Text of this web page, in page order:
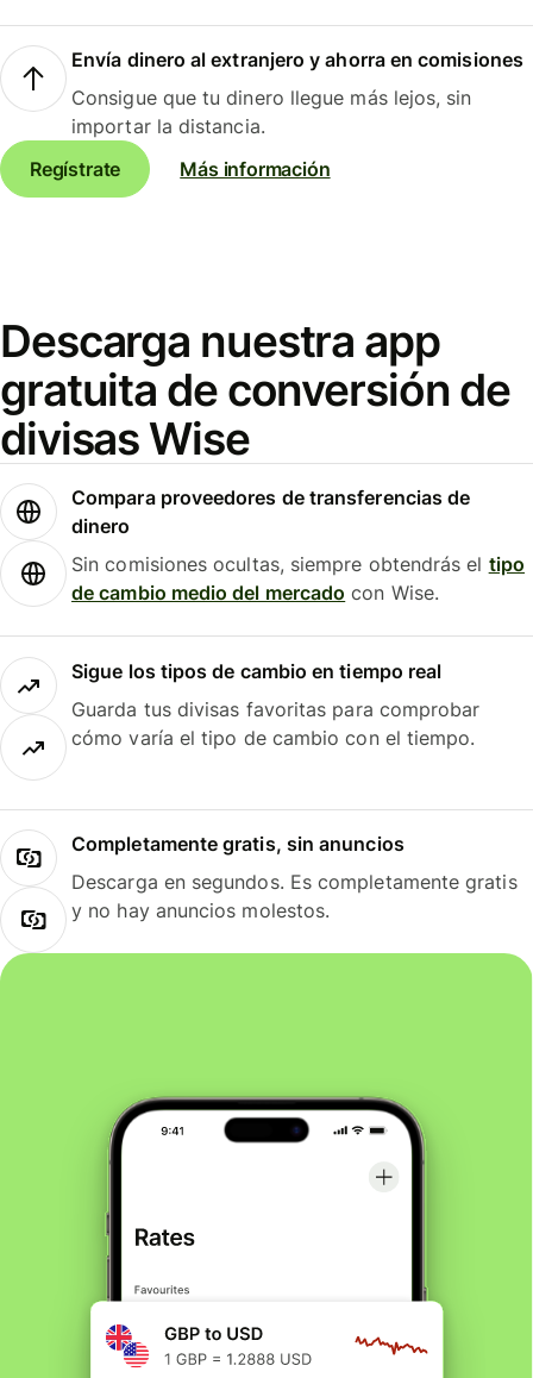
Envía dinero al extranjero y ahorra en comisiones
Consigue que tu dinero llegue más lejos, sin
importar la distancia.
Regístrate
Más información
Descarga nuestra app
gratuita de conversión de
divisas Wise
Compara proveedores de transferencias de
dinero
Sin comisiones ocultas, siempre obtendrás el tipo
de cambio medio del mercado con Wise.
Sigue los tipos de cambio en tiempo real
Guarda tus divisas favoritas para comprobar
cómo varía el tipo de cambio con el tiempo.
Completamente gratis, sin anuncios
Descarga en segundos. Es completamente gratis
y no hay anuncios molestos.